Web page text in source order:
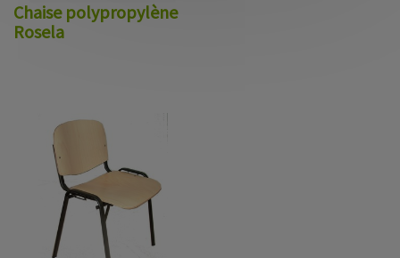
Chaise polypropylène
Rosela